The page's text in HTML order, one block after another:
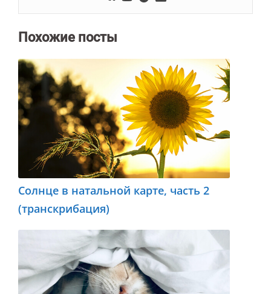
Похожие посты
Солнце в натальной карте, часть 2
(транскрибация)